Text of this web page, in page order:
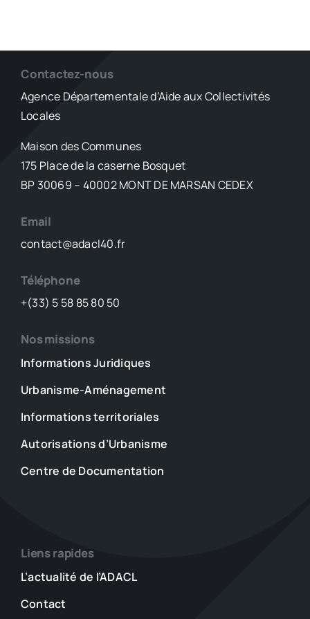
Contactez-nous
Agence Départementale d’Aide aux Collectivités
Locales
Maison des Communes
175 Place de la caserne Bosquet
BP 30069 – 40002 MONT DE MARSAN CEDEX
Email
contact@adacl40.fr
Téléphone
+(33) 5 58 85 80 50
Nos missions
Informations Juridiques
Urbanisme-Aménagement
Informations territoriales
Autorisations d’Urbanisme
Centre de Documentation
Liens rapides
L’actualité de l’ADACL
Contact